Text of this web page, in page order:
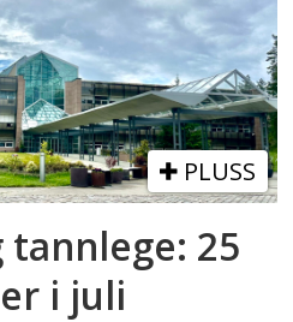
PLUSS
tannlege: 25
i juli